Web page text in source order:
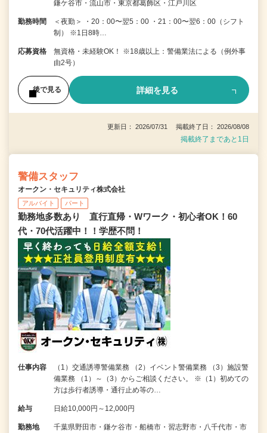
鎌ケ谷市・流山市・東京都葛飾区・江戸川区
勤務時間
＜夜勤＞ ・20：00〜翌5：00 ・21：00〜翌6：00（シフト
制） ※1日8時…
応募資格
無資格・未経験OK！ ※18歳以上：警備業法による（例外事
由2号）
後で見る 詳細を見る
更新日： 2026/07/31 掲載終了日： 2026/08/08
掲載終了まであと1日
警備スタッフ
オークン・セキュリティ株式会社
アルバイト パート
勤務地多数あり 直行直帰・Wワーク・初心者OK！60
代・70代活躍中！！学歴不問！
仕事内容
（1）交通誘導警備業務 （2）イベント警備業務 （3）施設警
備業務 （1）～（3）からご相談ください。 ※（1）初めての
方は歩行者誘導・通行止め等の…
給与 日給10,000円～12,000円
勤務地
千葉県野田市・鎌ケ谷市・船橋市・習志野市・八千代市・市